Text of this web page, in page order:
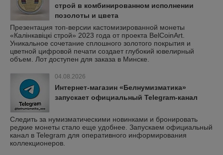
строй в комбинированном исполнении
позолоты и цвета
Презентация топ-версии кастомизированной монеты
«Калінкавіцкі строй» 2023 года от проекта BelCoinArt.
Уникальное сочетание сплошного золотого покрытия и
цветной цифровой печати создает глубокий ювелирный
объем. Лот доступен для заказа в Минске.
04.08.2026
Интернет-магазин «Белнумизматика»
запускает официальный Telegram-канал
Следить за нумизматическими новинками и бронировать
редкие монеты стало еще удобнее. Запускаем официальный
канал в Telegram для оперативного информирования
коллекционеров.